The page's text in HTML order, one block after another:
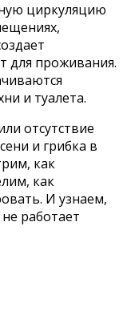
циркуляцию
для проживания.
и туалета.
отсутствие
и грибка в
как
как
И узнаем,
работает